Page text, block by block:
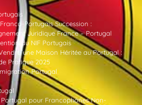
Portugais Succession :
Juridique France – Portugal
du NIF Portugais
une Maison Héritée au Portugal :
Pratique 2025
Portugal
pour Francophones Non-